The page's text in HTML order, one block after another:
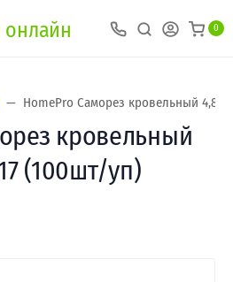
0
HomePro Саморез кровельный
кровельный
(100шт/уп)